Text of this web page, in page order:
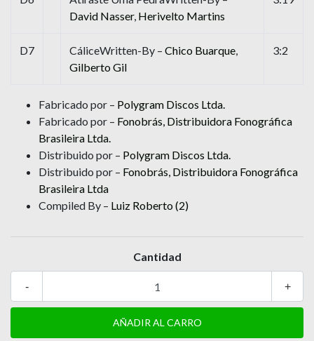
David Nasser, Herivelto Martins
D7 CáliceWritten-By – Chico Buarque,
Gilberto Gil
3:2
Fabricado por – Polygram Discos Ltda.
Fabricado por – Fonobrás, Distribuidora Fonográfica
Brasileira Ltda.
Distribuido por – Polygram Discos Ltda.
Distribuido por – Fonobrás, Distribuidora Fonográfica
Brasileira Ltda
Compiled By – Luiz Roberto (2)
Cantidad
+
-